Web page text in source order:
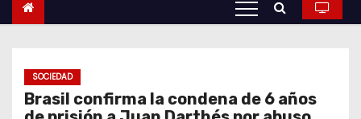
SOCIEDAD
Brasil confirma la condena de 6 años